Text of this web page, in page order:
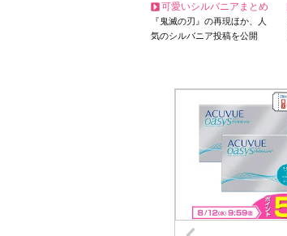
可愛いシルバニアまとめ
『鬼滅の刃』の再現ほか、人
気のシルバニア投稿を公開